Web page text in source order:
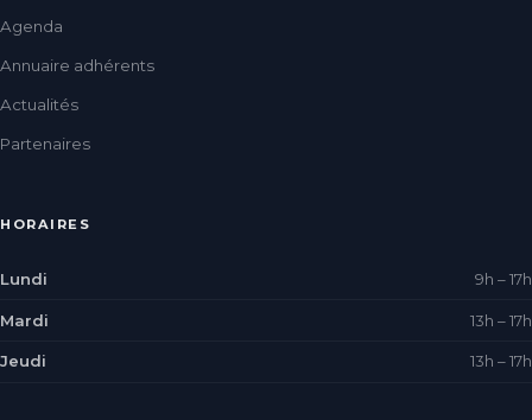
Agenda
Annuaire adhérents
Actualités
Partenaires
HORAIRES
Lundi 9h – 17h
Mardi 13h – 17h
Jeudi 13h – 17h